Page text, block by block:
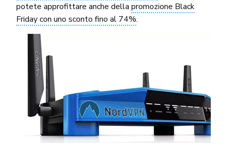
potete approfittare anche dellapromozione Black
Friday con uno sconto fino al 74%.